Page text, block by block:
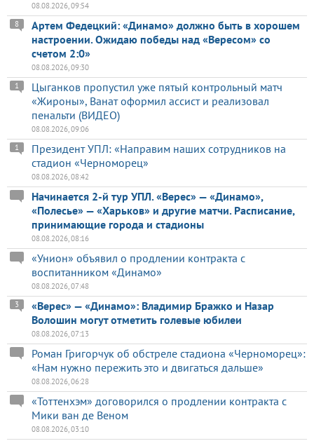
08.08.2026, 09:54
Артем Федецкий: «Динамо» должно быть в хорошем
настроении. Ожидаю победы над «Вересом» со
счетом 2:0»
8
08.08.2026, 09:30
Цыганков пропустил уже пятый контрольный матч
«Жироны», Ванат оформил ассист и реализовал
пенальти (ВИДЕО)
1
08.08.2026, 09:06
Президент УПЛ: «Направим наших сотрудников на
стадион «Черноморец»
1
08.08.2026, 08:42
Начинается 2-й тур УПЛ. «Верес» — «Динамо»,
«Полесье» — «Харьков» и другие матчи. Расписание,
принимающие города и стадионы
08.08.2026, 08:16
«Унион» объявил о продлении контракта с
воспитанником «Динамо»
08.08.2026, 07:48
«Верес» — «Динамо»: Владимир Бражко и Назар
Волошин могут отметить голевые юбилеи
3
08.08.2026, 07:13
Роман Григорчук об обстреле стадиона «Черноморец»:
«Нам нужно пережить это и двигаться дальше»
08.08.2026, 06:28
«Тоттенхэм» договорился о продлении контракта с
Мики ван де Веном
08.08.2026, 03:10